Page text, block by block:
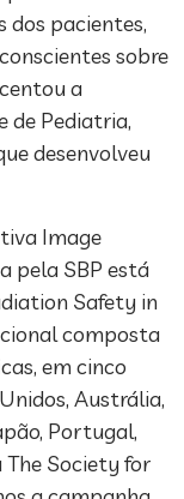
dos pacientes,
sobre
a
de Pediatria,
desenvolveu
Image
pela SBP está
Safety in
composta
em cinco
Austrália,
Portugal,
Society for